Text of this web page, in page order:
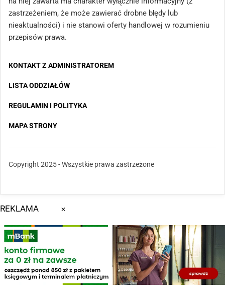
zastrzeżeniem, że może zawierać drobne błędy lub
nieaktualności) i nie stanowi oferty handlowej w rozumieniu
przepisów prawa.
KONTAKT Z ADMINISTRATOREM
LISTA ODDZIAŁÓW
REGULAMIN I POLITYKA
MAPA STRONY
Copyright 2025 - Wszystkie prawa zastrzeżone
REKLAMA ✕